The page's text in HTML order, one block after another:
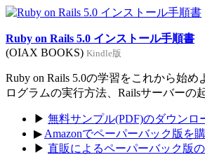
Ruby on Rails 5.0 インストール手順書
(OIAX BOOKS) Kindle版
Ruby on Rails 5.0の学習をこれから始
ログラムの実行方法、Railsサーバーの
▶ 無料サンプル(PDF)のダウンロ
▶ Amazonでペーパーバック版を
▶ 直販によるペーパーバック版